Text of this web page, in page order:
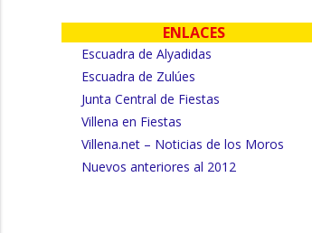
ENLACES
Escuadra de Alyadidas
Escuadra de Zulúes
Junta Central de Fiestas
Villena en Fiestas
Villena.net – Noticias de los Moros
Nuevos anteriores al 2012